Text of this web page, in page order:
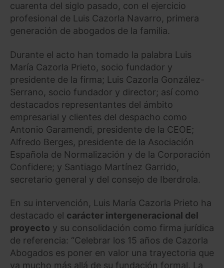
cuarenta del siglo pasado, con el ejercicio
profesional de Luis Cazorla Navarro, primera
generación de abogados de la familia.
Durante el acto han tomado la palabra Luis
María Cazorla Prieto, socio fundador y
presidente de la firma; Luis Cazorla González-
Serrano, socio fundador y director; así como
destacados representantes del ámbito
empresarial y clientes del despacho como
Antonio Garamendi, presidente de la CEOE;
Alfredo Berges, presidente de la Asociación
Española de Normalización y de la Corporación
Confidere; y Santiago Martínez Garrido,
secretario general y del consejo de Iberdrola.
En su intervención, Luis María Cazorla Prieto ha
destacado el carácter intergeneracional del
proyecto y su consolidación como firma jurídica
de referencia: “Celebrar los 15 años de Cazorla
Abogados es poner en valor una trayectoria que
va mucho más allá de su fundación formal. La